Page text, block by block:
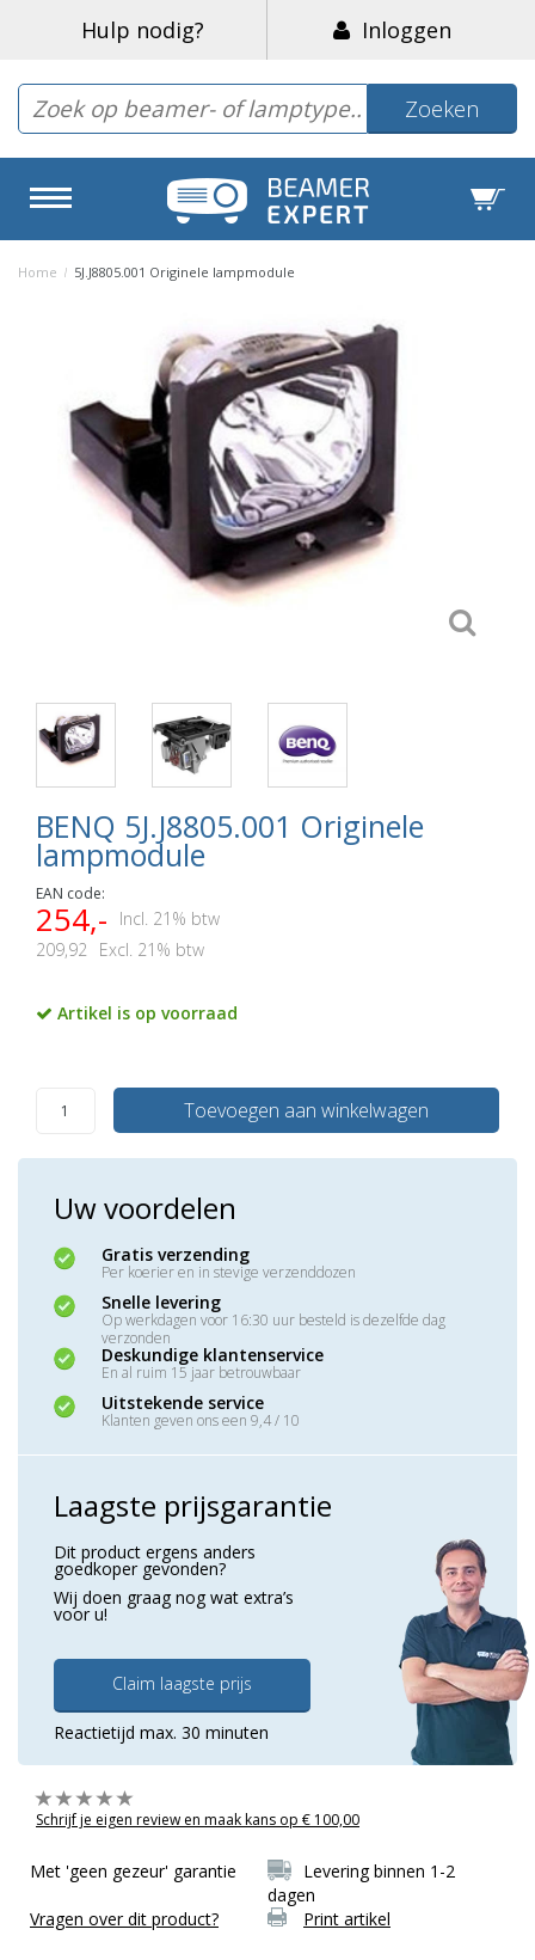
Hulp nodig? Inloggen
Zoeken
Home / 5J.J8805.001 Originele lampmodule
BENQ 5J.J8805.001 Originele
lampmodule
EAN code:
254,-
Incl. 21% btw
209,92
Excl. 21% btw
Artikel is op voorraad
Toevoegen aan winkelwagen
Uw voordelen
Gratis verzending
Per koerier en in stevige verzenddozen
Snelle levering
Op werkdagen voor 16:30 uur besteld is dezelfde dag
verzonden
Deskundige klantenservice
En al ruim 15 jaar betrouwbaar
Uitstekende service
Klanten geven ons een 9,4 / 10
Laagste prijsgarantie
Dit product ergens anders
goedkoper gevonden?
Wij doen graag nog wat extra’s
voor u!
Claim laagste prijs
Reactietijd max. 30 minuten
Schrijf je eigen review en maak kans op € 100,00
Met 'geen gezeur' garantie
Levering binnen 1-2
dagen
Vragen over dit product?
Print artikel